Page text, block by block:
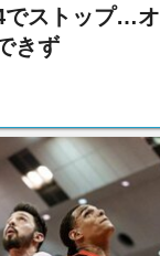
でストップ…
きず